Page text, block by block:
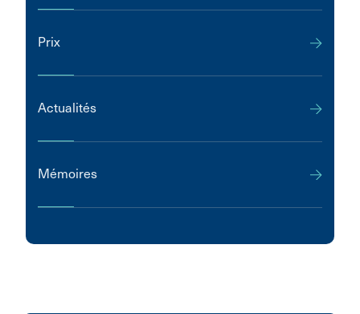
Prix
Actualités
Mémoires